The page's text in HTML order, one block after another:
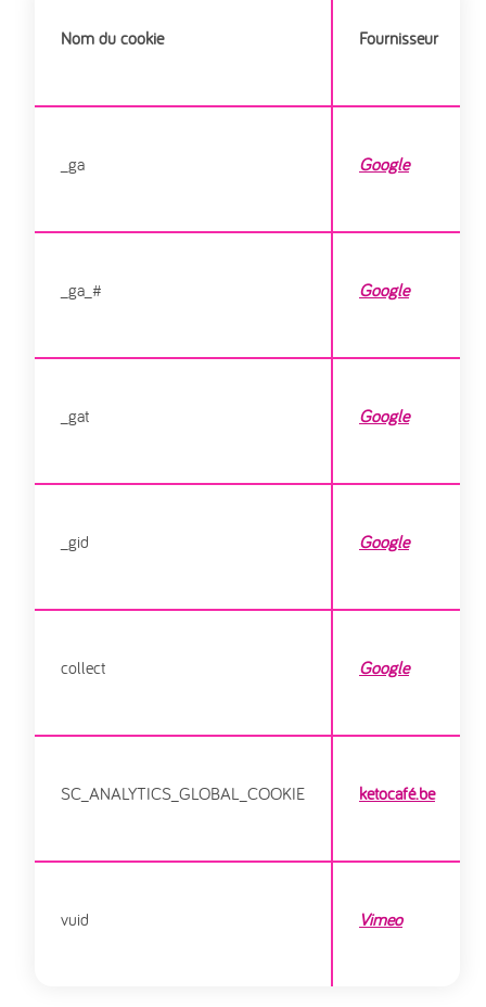
Nom du cookie Fournisseur
_ga Google
_ga_# Google
_gat Google
_gid Google
collect Google
SC_ANALYTICS_GLOBAL_COOKIE ketocafé.be
vuid Vimeo